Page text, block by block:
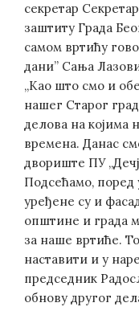
секретар
заштиту Града
самом вртићу
дани” Сања
„Као што смо и
нашег Старог
делова на којима
времена. Данас
двориште ПУ
Подсећамо, поред
уређене су и
општине и града
за наше вртиће.
наставити и у
председник
обнову другог